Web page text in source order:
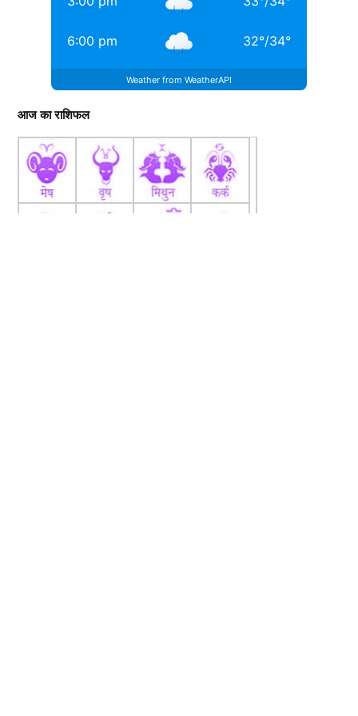
6:00 pm 32°/34°
Weather from WeatherAPI
आज का राशिफल